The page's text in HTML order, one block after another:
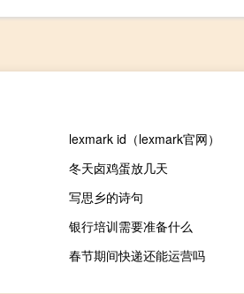
lexmark id（lexmark官网）
冬天卤鸡蛋放几天
写思乡的诗句
银行培训需要准备什么
春节期间快递还能运营吗